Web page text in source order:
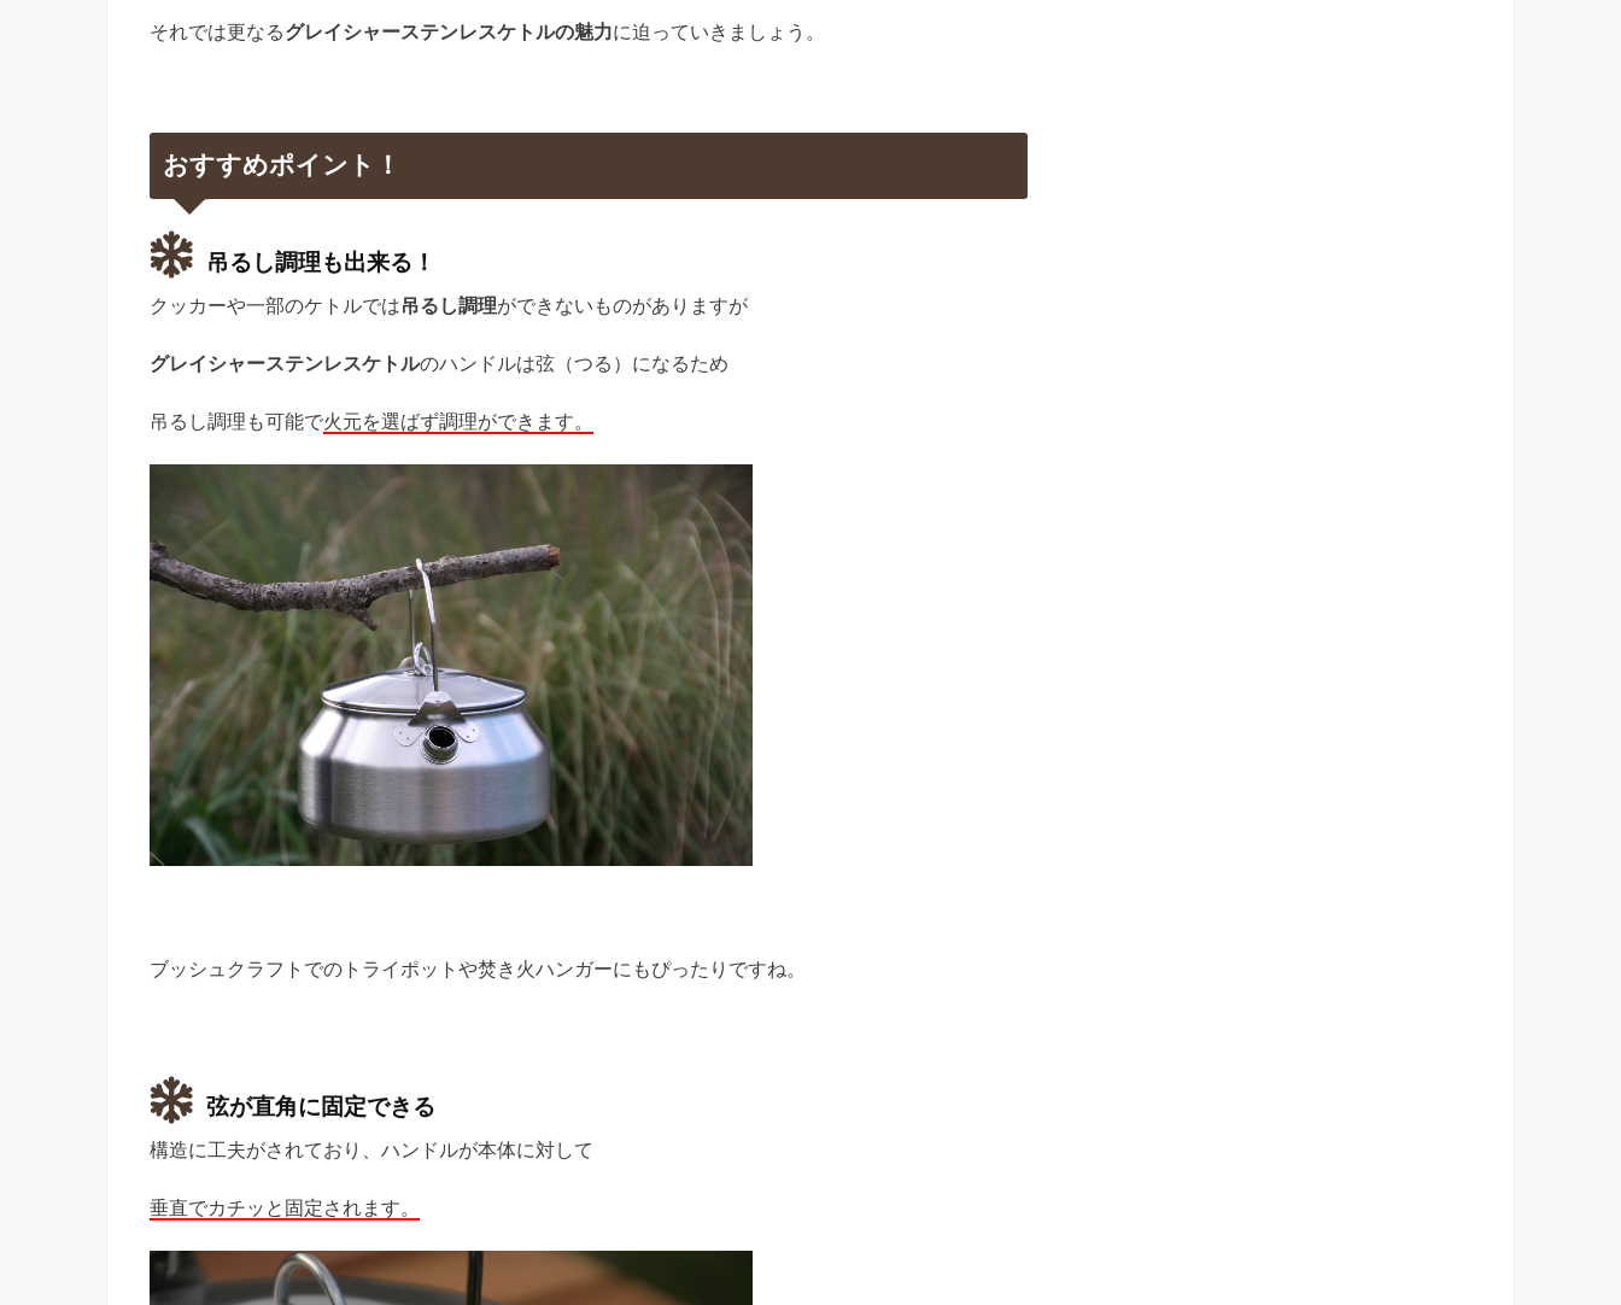
それでは更なるグレイシャーステンレスケトルの魅力に迫っていきましょう。
おすすめポイント！
吊るし調理も出来る！
クッカーや一部のケトルでは吊るし調理ができないものがありますが
グレイシャーステンレスケトルのハンドルは弦（つる）になるため
吊るし調理も可能で火元を選ばず調理ができます。
ブッシュクラフトでのトライポットや焚き火ハンガーにもぴったりですね。
弦が直角に固定できる
構造に工夫がされており、ハンドルが本体に対して
垂直でカチッと固定されます。